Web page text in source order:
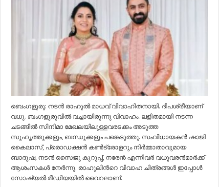
വിവാഹിതനായി;
ദീപശ്രീ
ബെംഗളുരു: നടൻ രാഹുൽ മാധവ് വിവാഹിതനായി. ദീപശ്രീയാണ്
വധു. ബംഗളുരുവിൽ വച്ചായിരുന്നു വിവാഹം. ലളിതമായി നടന്ന
ചടങ്ങിൽ സിനിമാ മേഖലയിലുള്ളവരടക്കം അടുത്ത
സുഹൃത്തുക്കളും, ബന്ധുക്കളും പങ്കെടുത്തു. സംവിധായകൻ ഷാജി
കൈലാസ്, പ്രൊഡക്ഷൻ കൺട്രോളറും നിർമ്മാതാവുമായ
ബാദുഷ, നടൻ സൈജു കുറുപ്പ്, നരേൻ എന്നിവർ വധൂവരൻമാർക്ക്
ആശംസകൾ നേർന്നു. രാഹുലിന്‍റെ വിവാഹ ചിത്രങ്ങൾ ഇപ്പോൾ
സോഷ്യൽ മീഡിയയിൽ വൈറലാണ്.